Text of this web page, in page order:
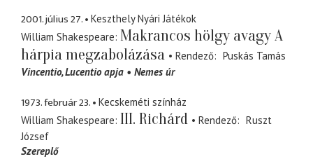
2001. július 27.
Keszthely Nyári Játékok
William Shakespeare Makrancos hölgy avagy A
hárpia megzabolázása
Rendező
Puskás Tamás
Vincentio Lucentio apja Nemes úr
1973. február 23.
Kecskeméti színház
William Shakespeare III. Richárd Rendező
Ruszt
József
Szereplő